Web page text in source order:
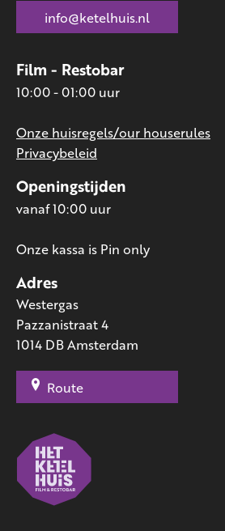
Adres
Westergas
Pazzanistraat 4
1014 DB Amsterdam
Route
Openingstijden
vanaf 10:00 uur
Onze kassa is Pin only
Film - Restobar
10:00 - 01:00 uur
Onze huisregels/our houserules
Privacybeleid
info@ketelhuis.nl